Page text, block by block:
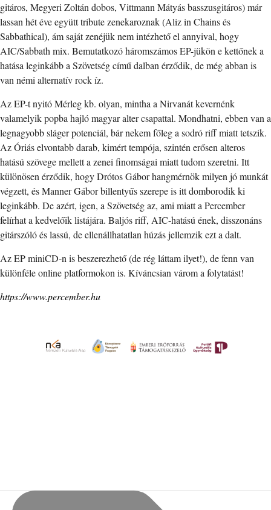
gitáros, Megyeri Zoltán dobos, Vittmann Mátyás basszusgitáros) már
lassan hét éve együtt tribute zenekaroznak (Aliz in Chains és
Sabbathical), ám saját zenéjük nem intézhető el annyival, hogy
AIC/Sabbath mix. Bemutatkozó háromszámos EP-jükön e kettőnek a
hatása leginkább a Szövetség című dalban érződik, de még abban is
van némi alternatív rock íz.
Az EP-t nyitó Mérleg kb. olyan, mintha a Nirvanát kevernénk
valamelyik popba hajló magyar alter csapattal. Mondhatni, ebben van a
legnagyobb sláger potenciál, bár nekem főleg a sodró riff miatt tetszik.
Az Óriás elvontabb darab, kimért tempója, szintén erősen alteros
hatású szövege mellett a zenei finomságai miatt tudom szeretni. Itt
különösen érződik, hogy Drótos Gábor hangmérnök milyen jó munkát
végzett, és Manner Gábor billentyűs szerepe is itt domborodik ki
leginkább. De azért, igen, a Szövetség az, ami miatt a Percember
felírhat a kedvelőik listájára. Baljós riff, AIC-hatású ének, disszonáns
gitárszóló és lassú, de ellenállhatatlan húzás jellemzik ezt a dalt.
Az EP miniCD-n is beszerezhető (de rég láttam ilyet!), de fenn van
különféle online platformokon is. Kíváncsian várom a folytatást!
https://www.percember.hu